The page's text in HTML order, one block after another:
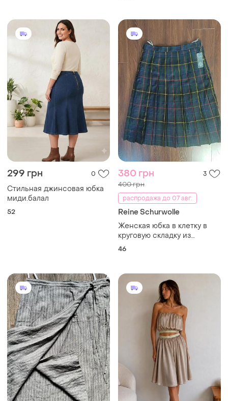
299 грн 0
Стильная джинсовая юбка
миди.балал
52
380 грн 3
400 грн
распродажа до 07 авг.
Reine Schurwolle
Женская юбка в клетку в
круговую складку из
натуральной овечьей
46